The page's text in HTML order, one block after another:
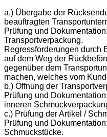
a.) Übergabe der
beauftragten
Prüfung und
Transportverpackung.
Regressforderungen durch
auf dem Weg der
gegenüber dem
machen, welches vom
b.) Öffnung der
Prüfung und
inneren
c.) Prüfung der Artikel /
Prüfung und
Schmuckstücke.